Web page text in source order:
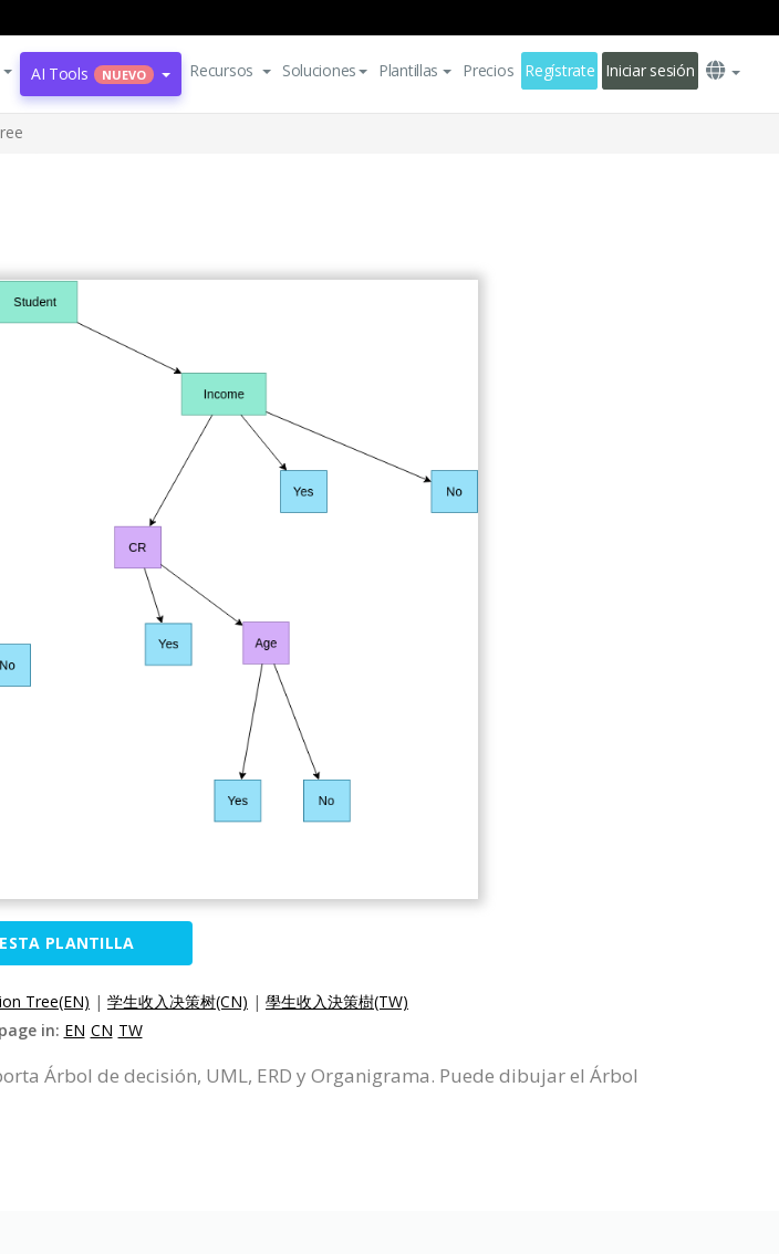
AI Tools NUEVO Recursos Soluciones Plantillas Precios Regístrate Iniciar sesión
PLANTILLA
Tree(EN) | 学生收入决策树(CN) | 學生收入決策樹(TW)
in: EN CN TW
Árbol de decisión, UML, ERD y Organigrama. Puede dibujar el Árbol